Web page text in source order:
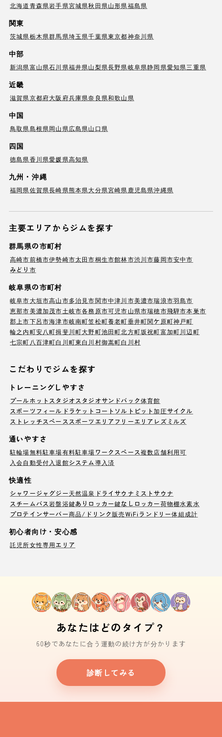
北海道青森県岩手県宮城県秋田県山形県福島県
関東
茨城県栃木県群馬県埼玉県千葉県東京都神奈川県
中部
新潟県富山県石川県福井県山梨県長野県岐阜県静岡県愛知県三重県
近畿
滋賀県京都府大阪府兵庫県奈良県和歌山県
中国
鳥取県島根県岡山県広島県山口県
四国
徳島県香川県愛媛県高知県
九州・沖縄
福岡県佐賀県長崎県熊本県大分県宮崎県 鹿児島県沖縄県
主要エリアからジムを探す
群馬県の市町村
高崎市前橋市伊勢崎市太田市桐生市館林市渋川市藤岡市安中市
みどり市
岐阜県の市町村
岐阜市大垣市高山市多治見市関市中津川市美濃市瑞浪市羽島市
恵那市美濃加茂市土岐市各務原市可児市山県市瑞穂市飛騨市本巣市
郡上市下呂市海津市岐南町笠松町養老町垂井町関ケ原町神戸町
輪之内町安八町揖斐川町大野町池田町北方町坂祝町富加町川辺町
七宗町 八百津町白川町東白川村御嵩町白川村
こだわりでジムを探す
トレーニングしやすさ
プールホットスタジオ スタジオサンドバック体育館
スポーツフィールド ラケットコート ソルトピット加圧サイクル
ストレッチスペース スポーツエリア フリーエリア レズミルズ
通いやすさ
駐輪場無料駐車場有料駐車場ワークスペース複数店舗利用可
入会自動受付 入退館システム導入済
快適性
シャワージャグジー天然温泉 ドライサウナ ミストサウナ
スチームバス岩盤浴鍵ありロッカー鍵なしロッカー荷物棚水素水
プロテインサーバー商品/ドリンク販売WiFi ランドリー体組成計
初心者向け・安心感
託児所女性専用エリア
あなたはどのタイプ？
60秒であなたに合う運動の続け方が分かります
診断してみる